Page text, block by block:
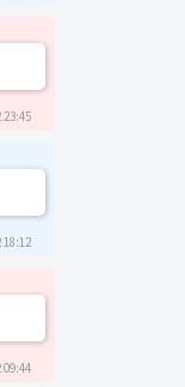
23:45
18:12
09:44